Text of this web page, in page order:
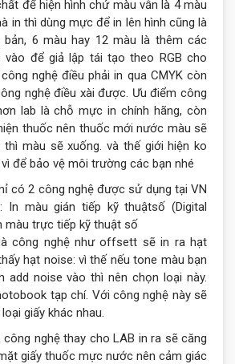
để hiện hình chứ màu vẫn là 4 màu
in thì dùng mực để in lên hình cũng là
bản, 6 màu hay 12 màu là thêm các
vào để giả lập tái tạo theo RGB cho
nghệ điều phải in qua CMYK còn
nghệ điều xài được. Ưu điểm công
lab là chỗ mực in chính hãng, còn
thuốc nên thuốc mới nước màu sẽ
thì màu sẽ xuống. và thế giới hiện ko
để bảo vệ môi trường các bạn nhé
có 2 công nghệ được sử dụng tại VN
In màu gián tiếp kỹ thuậtsố (Digital
màu trực tiếp kỹ thuật số
công nghệ như offsett sẽ in ra hạt
hạt noise: vì thế nếu tone màu bạn
add noise vào thì nên chọn loại này.
tạp chí. Với công nghệ này sẽ
giấy khác nhau.
nghệ thay cho LAB in ra sẽ căng
giấy thuốc mực nước nên cảm giác